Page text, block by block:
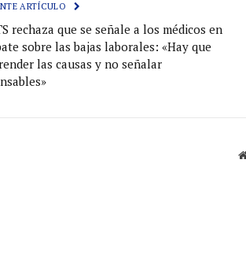
ARTÍCULO
rechaza que se señale a los médicos en
sobre las bajas laborales: «Hay que
las causas y no señalar